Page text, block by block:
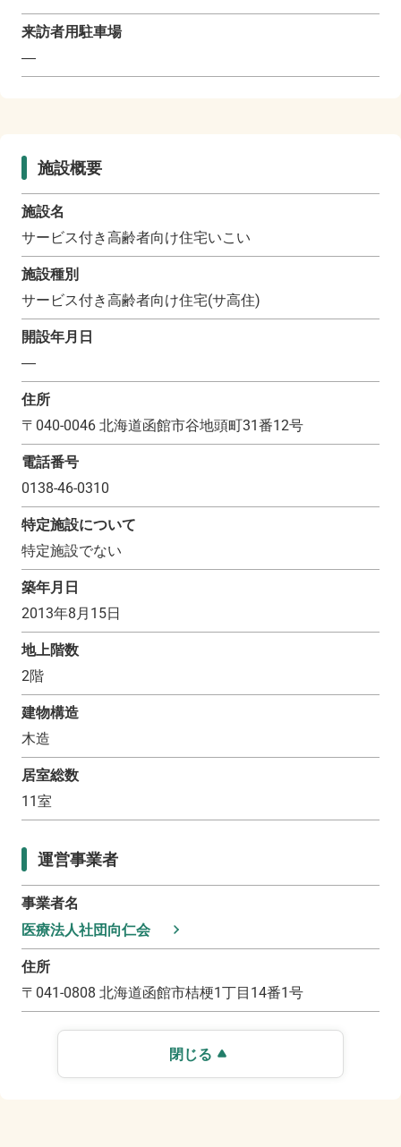
来訪者用駐車場
―
施設概要
施設名
サービス付き高齢者向け住宅いこい
施設種別
サービス付き高齢者向け住宅(サ高住)
開設年月日
―
住所
〒 040-0046 北海道函館市谷地頭町31番12号
電話番号
0138-46-0310
特定施設について
特定施設でない
築年月日
2013年8月15日
地上階数
2階
建物構造
木造
居室総数
11 室
運営事業者
事業者名
医療法人社団向仁会
住所
〒 041-0808 北海道函館市桔梗1丁目14番1号
閉じる